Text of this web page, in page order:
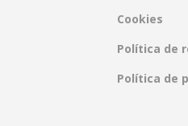
Cookies
Política de
Política de